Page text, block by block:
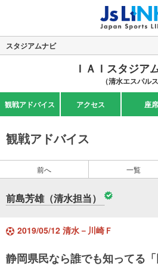
スタジアムナビ
ＩＡＩスタジア
（清水エスパルス
観戦アドバイス アクセス 座席
観戦アドバイス
前へ 一覧
前島芳雄（清水担当）
2019/05/12 清水－川崎Ｆ
静岡県民なら誰でも知ってる「